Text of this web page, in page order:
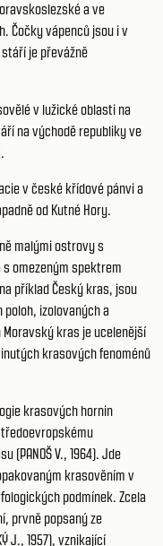
a ve
Čočky vápenců jsou i v
je převážně
v lužické oblasti na
na východě republiky ve
v české křídové pánvi a
od Kutné Hory.
malými ostrovy s
omezeným spektrem
příklad Český kras, jsou
izolovaných a
kras je ucelenější
krasových fenoménů
krasových hornin
V., 1964). Jde
krasověním v
podmínek. Zcela
prvně popsaný ze
J., 1957), vznikající